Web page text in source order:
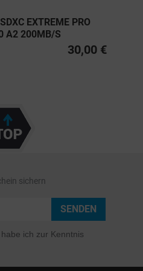
EXTREME PRO
A2 200MB/S
30,00 €
sichern
SENDEN
habe ich zur Kenntnis